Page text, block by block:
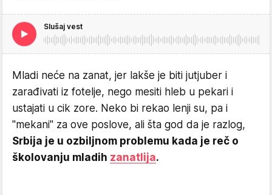
Slušaj vest
Mladi neće na zanat, jer lakše je biti jutjuber i
zarađivati iz fotelje, nego mesiti hleb u pekari i
ustajati u cik zore. Neko bi rekao lenji su, pa i
"mekani" za ove poslove, ali šta god da je razlog,
Srbija je u ozbiljnom problemu kada je reč o
školovanju mladih zanatlija.